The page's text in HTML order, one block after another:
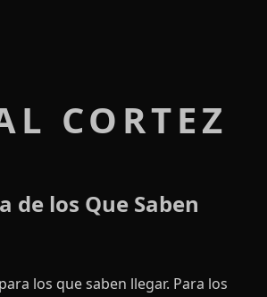
CORTEZ
de los Que Saben
los que saben llegar. Para los